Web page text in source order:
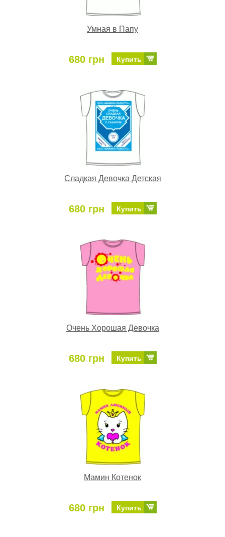
Умная в Папу
680 грн Купить
Сладкая Девочка Детская
680 грн Купить
Очень Хорошая Девочка
680 грн Купить
Мамин Котенок
680 грн Купить